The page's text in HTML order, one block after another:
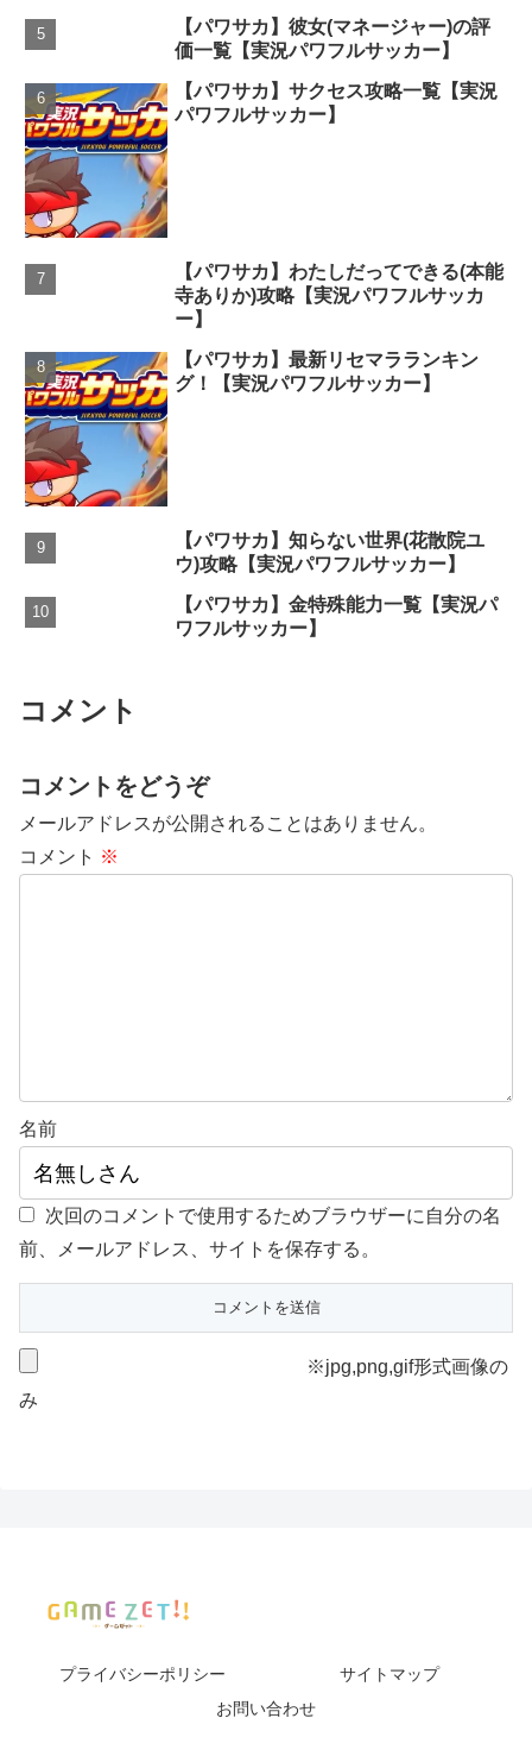
【パワサカ】彼女(マネージャー)の評
価一覧【実況パワフルサッカー】
【パワサカ】サクセス攻略一覧【実況
パワフルサッカー】
【パワサカ】わたしだってできる(本能
寺ありか)攻略【実況パワフルサッカ
ー】
【パワサカ】最新リセマラランキン
グ！【実況パワフルサッカー】
【パワサカ】知らない世界(花散院ユ
ウ)攻略【実況パワフルサッカー】
【パワサカ】金特殊能力一覧【実況パ
ワフルサッカー】
コメント
コメントをどうぞ
メールアドレスが公開されることはありません。
コメント ※
名前
次回のコメントで使用するためブラウザーに自分の名
前、メールアドレス、サイトを保存する。
※jpg,png,gif形式画像の
み
プライバシーポリシー
サイトマップ
お問い合わせ